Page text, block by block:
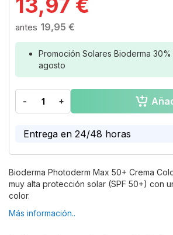
beginning
gallery
13,97 €
19,95 €
Promoción Solares Bioderma 30%
agosto
- +
Entrega en 24/48 horas
Bioderma Photoderm Max 50+ Crema
muy alta protección solar (SPF 50+) con
color.
Más información..